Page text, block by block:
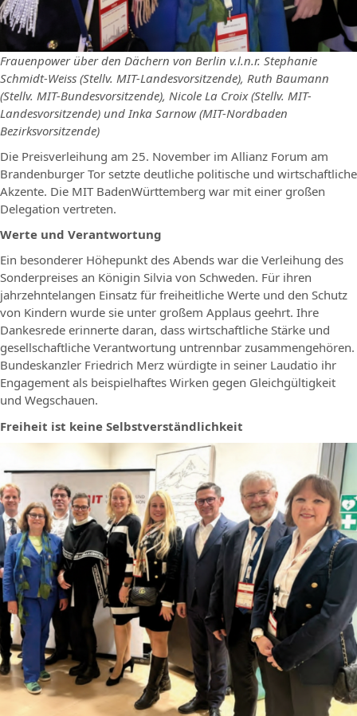
Frauenpower über den Dächern von Berlin v.l.n.r. Stephanie
Schmidt-Weiss (Stellv. MIT-Landesvorsitzende), Ruth Baumann
(Stellv. MIT-Bundesvorsitzende), Nicole La Croix (Stellv. MIT-
Landesvorsitzende) und Inka Sarnow (MIT-Nordbaden
Bezirksvorsitzende)
Die Preisverleihung am 25. November im Allianz Forum am
Brandenburger Tor setzte deutliche politische und wirtschaftliche
Akzente. Die MIT BadenWürttemberg war mit einer großen
Delegation vertreten.
Werte und Verantwortung
Ein besonderer Höhepunkt des Abends war die Verleihung des
Sonderpreises an Königin Silvia von Schweden. Für ihren
jahrzehntelangen Einsatz für freiheitliche Werte und den Schutz
von Kindern wurde sie unter großem Applaus geehrt. Ihre
Dankesrede erinnerte daran, dass wirtschaftliche Stärke und
gesellschaftliche Verantwortung untrennbar zusammengehören.
Bundeskanzler Friedrich Merz würdigte in seiner Laudatio ihr
Engagement als beispielhaftes Wirken gegen Gleichgültigkeit
und Wegschauen.
Freiheit ist keine Selbstverständlichkeit